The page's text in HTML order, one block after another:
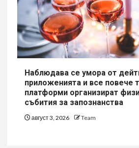
Наблюдава се умора от
приложенията и все повече
платформи организират
събития за запознанства
август 3, 2026 Team